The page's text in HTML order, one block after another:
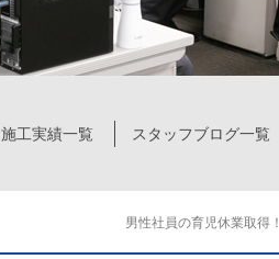
施工実績一覧 スタッフブログ一覧
男性社員の育児休業取得！